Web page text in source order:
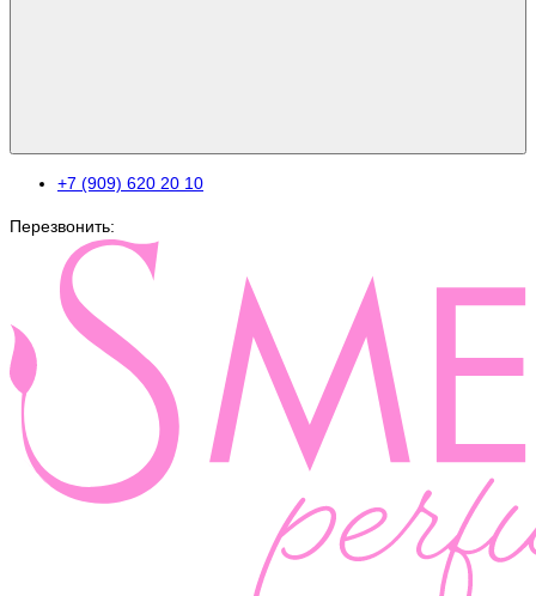
+7 (909) 620 20 10
Перезвонить: